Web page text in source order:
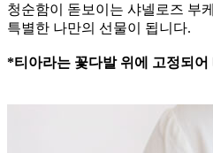
청순함이 돋보이는 샤넬로즈 부
특별한 나만의 선물이 됩니다.
*티아라는 꽃다발 위에 고정되어